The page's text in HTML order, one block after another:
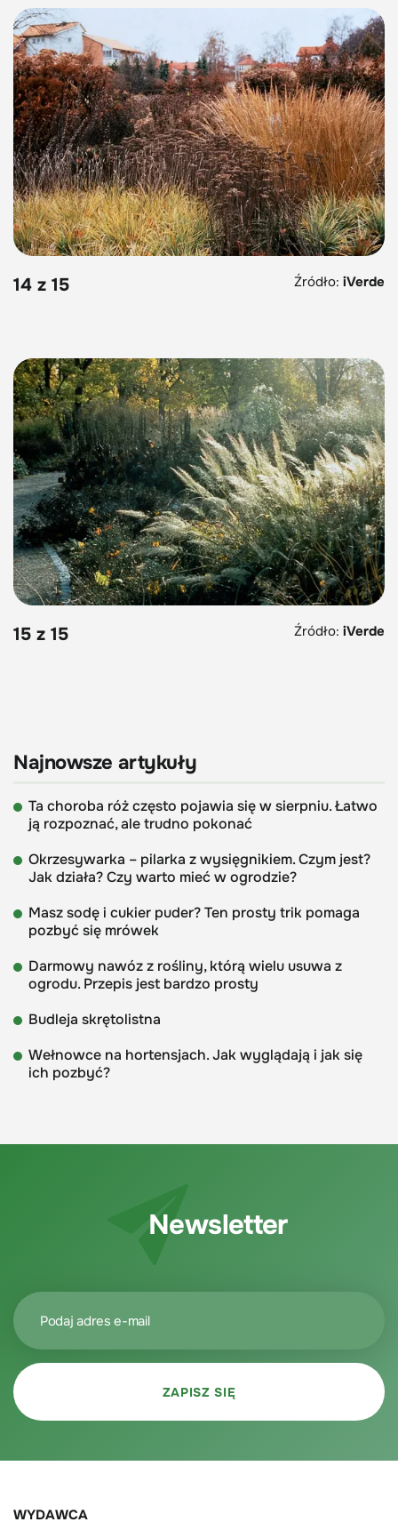
14 z 15 Źródło: iVerde
15 z 15 Źródło: iVerde
Najnowsze artykuły
Ta choroba róż często pojawia się w sierpniu. Łatwo
ją rozpoznać, ale trudno pokonać
Okrzesywarka – pilarka z wysięgnikiem. Czym jest?
Jak działa? Czy warto mieć w ogrodzie?
Masz sodę i cukier puder? Ten prosty trik pomaga
pozbyć się mrówek
Darmowy nawóz z rośliny, którą wielu usuwa z
ogrodu. Przepis jest bardzo prosty
Budleja skrętolistna
Wełnowce na hortensjach. Jak wyglądają i jak się
ich pozbyć?
Newsletter
WYDAWCA